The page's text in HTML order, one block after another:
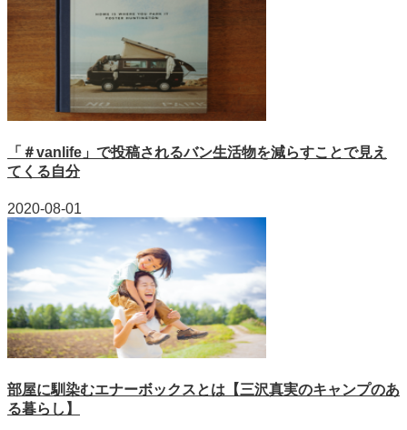
「＃vanlife」で投稿されるバン生活物を減らすことで見え
てくる自分
2020-08-01
部屋に馴染むエナーボックスとは【三沢真実のキャンプのあ
る暮らし】